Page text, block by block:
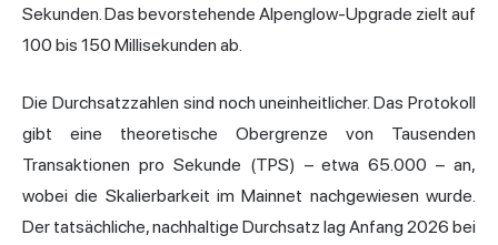
Sekunden. Das bevorstehende Alpenglow-Upgrade zielt auf
100 bis 150 Millisekunden ab.
Die Durchsatzzahlen sind noch uneinheitlicher. Das Protokoll
gibt eine theoretische Obergrenze von Tausenden
Transaktionen pro Sekunde (TPS) – etwa 65.000 – an,
wobei die Skalierbarkeit im Mainnet nachgewiesen wurde.
Der tatsächliche, nachhaltige Durchsatz lag Anfang 2026 bei